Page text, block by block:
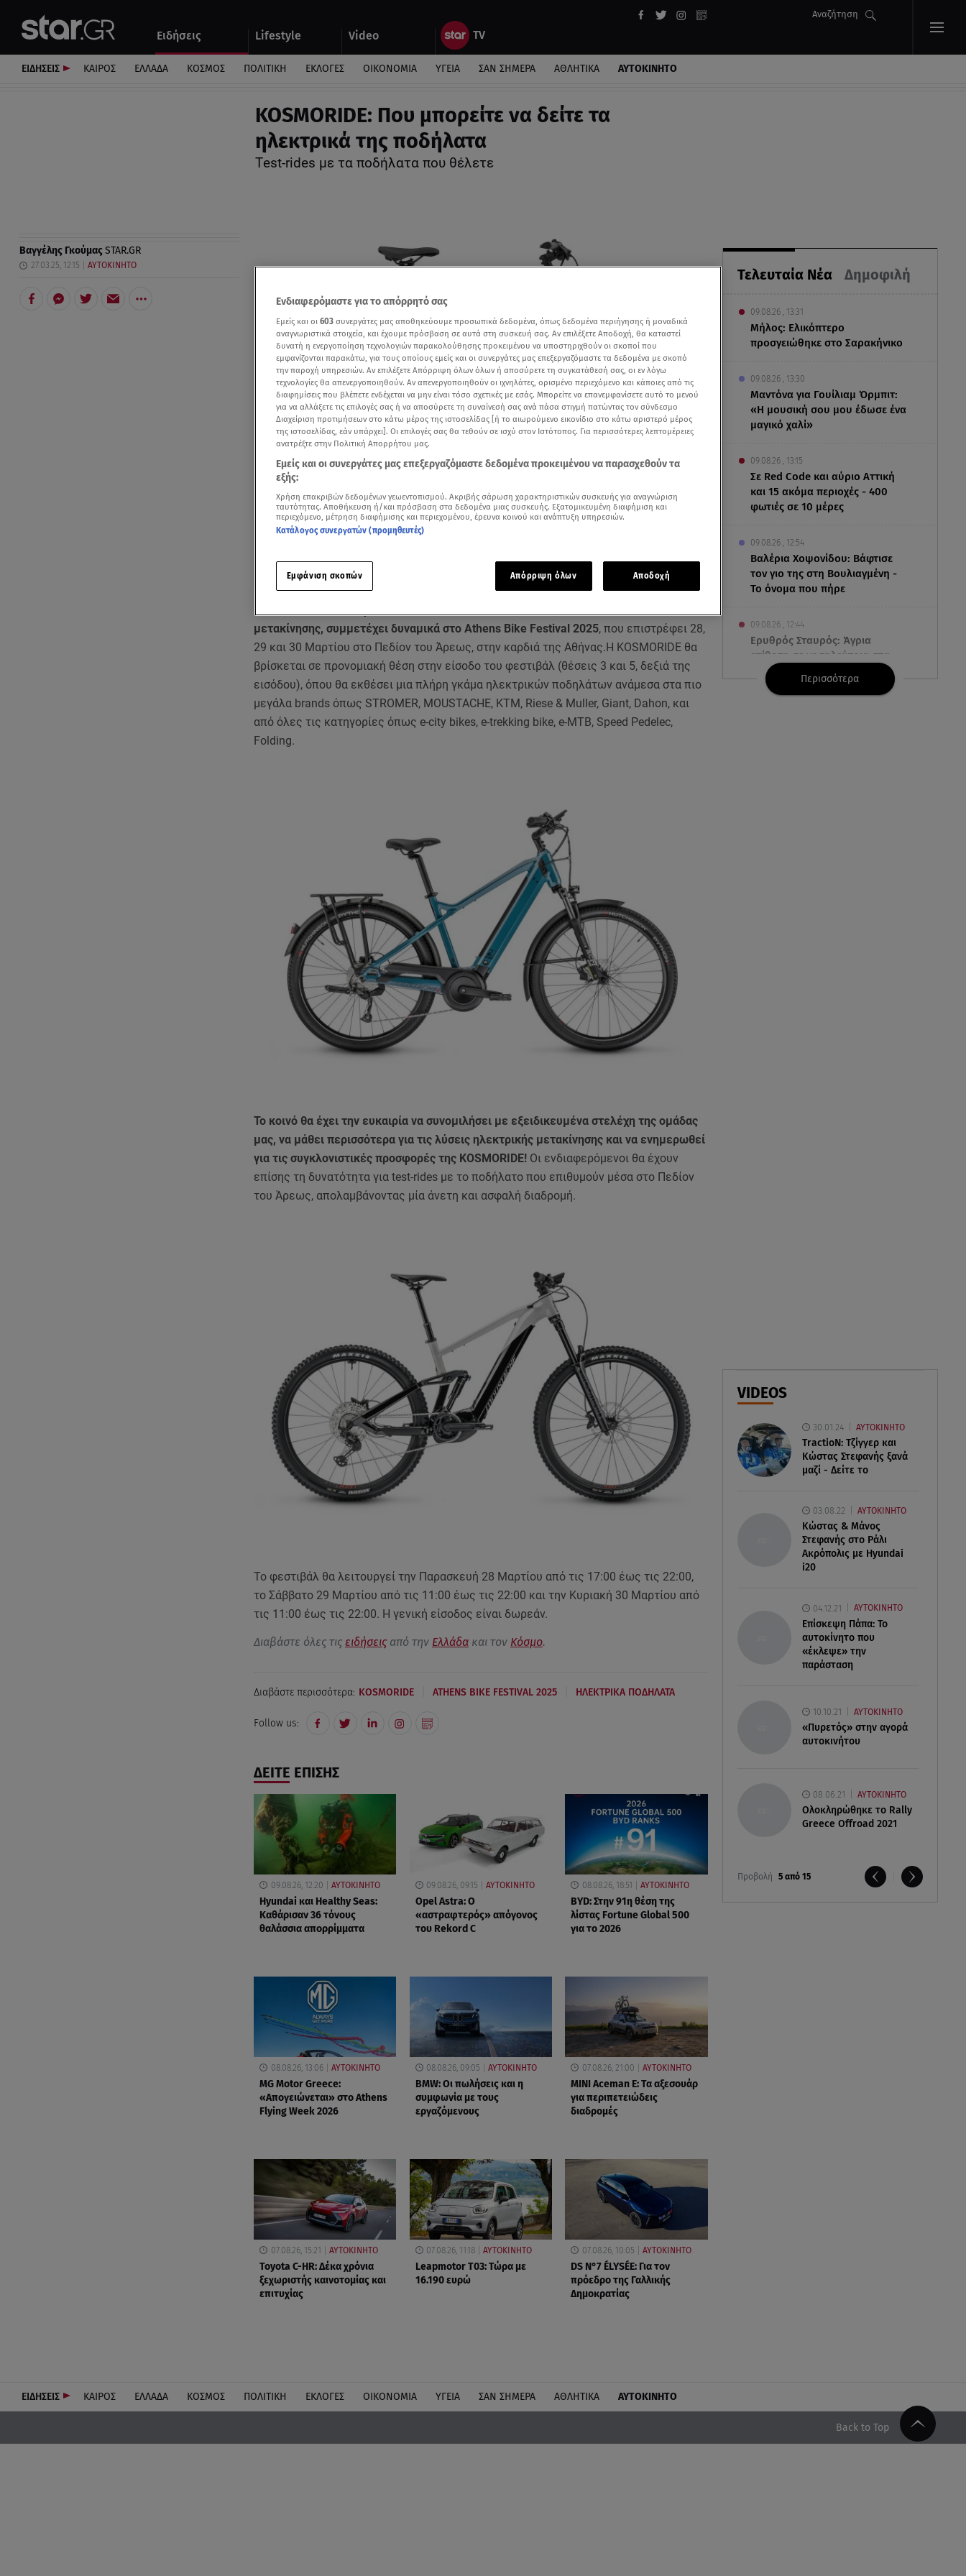
Ειδήσεις Lifestyle Video
Αναζήτηση
Αυτοκίνητο
ΕΙΔΗΣΕΙΣ ΚΑΙΡΟΣ ΕΛΛΑΔΑ ΚΟΣΜΟΣ ΠΟΛΙΤΙΚΗ ΕΚΛΟΓΕΣ ΟΙΚΟΝΟΜΙΑ ΥΓΕΙΑ ΣΑΝ ΣΗΜΕΡΑ ΑΘΛΗΤΙΚΑ ΑΥΤΟΚΙΝΗΤΟ
KOSMORIDE: Που μπορείτε να δείτε τα
ηλεκτρικά της ποδήλατα
Τest-rides με τα ποδήλατα που θέλετε
Τελευταία Νέα Δημοφιλή
09.08.26 , 13:31
Μήλος: Ελικόπτερο
προσγειώθηκε στο Σαρακήνικο
09.08.26 , 13:30
Μαντόνα για Γουίλιαμ Όρμπιτ:
«Η μουσική σου μου έδωσε ένα
μαγικό χαλί»
09.08.26 , 13:15
Σε Red Code και αύριο Αττική
και 15 ακόμα περιοχές - 400
φωτιές σε 10 μέρες
09.08.26 , 12:54
Βαλέρια Χοψονίδου: Βάφτισε
τον γιο της στη Βουλιαγμένη -
Το όνομα που πήρε
09.08.26 , 12:44
Ερυθρός Σταυρός: Άγρια
επίθεση σε νοσηλεύτρια στα
Επείγοντα
Μπαμπάς για δεύτερη φορά ο
Γιάννης Κωνσταντέλιας
Περισσότερα
VIDEOS
30.01.24 ΑΥΤΟΚΙΝΗΤΟ
TractioN: Τζίγγερ και
Κώστας Στεφανής ξανά
μαζί - Δείτε το
03.08.22 ΑΥΤΟΚΙΝΗΤΟ
Κώστας & Μάνος
Στεφανής στο Ράλι
Ακρόπολις με Hyundai
i20
04.12.21 ΑΥΤΟΚΙΝΗΤΟ
Επίσκεψη Πάπα: Το
αυτοκίνητο που
«έκλεψε» την
παράσταση
10.10.21 ΑΥΤΟΚΙΝΗΤΟ
«Πυρετός» στην αγορά
αυτοκινήτου
08.06.21 ΑΥΤΟΚΙΝΗΤΟ
Ολοκληρώθηκε το Rally
Greece Offroad 2021
Προβολή 5 από 15
Βαγγέλης ΓκούμαςSTAR.GR
27.03.25, 12:15 ΑΥΤΟΚΙΝΗΤΟ
Δείτε περισσότερα άρθρα μας στην αναζήτηση σας
Πρόσθηκη star.gr στις επιλογές σας
Δείτε περισσότερα άρθρα μας στα αποτελέσματα αναζήτησης
Add star.gr on Google
μετακίνησης, συμμετέχει δυναμικά στο Athens Bike Festival 2025, που επιστρέφει 28,
29 και 30 Μαρτίου στο Πεδίον του Άρεως, στην καρδιά της Αθήνας.Η KOSMORIDE θα
βρίσκεται σε προνομιακή θέση στην είσοδο του φεστιβάλ (θέσεις 3 και 5, δεξιά της
εισόδου), όπου θα εκθέσει μια πλήρη γκάμα ηλεκτρικών ποδηλάτων ανάμεσα στα πιο
μεγάλα brands όπως STROMER, MOUSTACHE, KTM, Riese & Muller, Giant, Dahon, και
από όλες τις κατηγορίες όπως e-city bikes, e-trekking bike, e-MTB, Speed Pedelec,
Folding.
Το κοινό θα έχει την ευκαιρία να συνομιλήσει με εξειδικευμένα στελέχη της ομάδας
μας, να μάθει περισσότερα για τις λύσεις ηλεκτρικής μετακίνησης και να ενημερωθεί
για τις συγκλονιστικές προσφορές της KOSMORIDE!Οι ενδιαφερόμενοι θα έχουν
επίσης τη δυνατότητα για test-rides με το ποδήλατο που επιθυμούν μέσα στο Πεδίον
του Άρεως, απολαμβάνοντας μία άνετη και ασφαλή διαδρομή.
Το φεστιβάλ θα λειτουργεί την Παρασκευή 28 Μαρτίου από τις 17:00 έως τις 22:00,
το Σάββατο 29 Μαρτίου από τις 11:00 έως τις 22:00 και την Κυριακή 30 Μαρτίου από
τις 11:00 έως τις 22:00. Η γενική είσοδος είναι δωρεάν.
Διαβάστε όλες τις ειδήσειςαπό την Ελλάδακαι τον Κόσμο.
Διαβάστε περισσότερα: KOSMORIDE ATHENS BIKE FESTIVAL 2025 ΗΛΕΚΤΡΙΚΑ ΠΟΔΗΛΑΤΑ
Follow us:
ΔΕΙΤΕ ΕΠΙΣΗΣ
09.08.26, 12:20 ΑΥΤΟΚΙΝΗΤΟ
Hyundai και Healthy Seas:
Καθάρισαν 36 τόνους
θαλάσσια απορρίμματα
09.08.26, 09:15 ΑΥΤΟΚΙΝΗΤΟ
Opel Astra: Ο
«αστραφτερός» απόγονος
του Rekord C
08.08.26, 18:51 ΑΥΤΟΚΙΝΗΤΟ
BYD: Στην 91η θέση της
λίστας Fortune Global 500
για το 2026
08.08.26, 13:06 ΑΥΤΟΚΙΝΗΤΟ
MG Motor Greece:
«Απογειώνεται» στο Athens
Flying Week 2026
08.08.26, 09:05 ΑΥΤΟΚΙΝΗΤΟ
BMW: Οι πωλήσεις και η
συμφωνία με τους
εργαζόμενους
07.08.26, 21:00 ΑΥΤΟΚΙΝΗΤΟ
MINI Aceman E: Τα αξεσουάρ
για περιπετειώδεις
διαδρομές
07.08.26, 15:21 ΑΥΤΟΚΙΝΗΤΟ
Toyota C-HR: Δέκα χρόνια
ξεχωριστής καινοτομίας και
επιτυχίας
07.08.26, 11:18 ΑΥΤΟΚΙΝΗΤΟ
Leapmotor T03: Τώρα με
16.190 ευρώ
07.08.26, 10:05 ΑΥΤΟΚΙΝΗΤΟ
DS N°7 ÉLYSÉE: Για τον
πρόεδρο της Γαλλικής
Δημοκρατίας
ΕΙΔΗΣΕΙΣ ΚΑΙΡΟΣ ΕΛΛΑΔΑ ΚΟΣΜΟΣ ΠΟΛΙΤΙΚΗ ΕΚΛΟΓΕΣ ΟΙΚΟΝΟΜΙΑ ΥΓΕΙΑ ΣΑΝ ΣΗΜΕΡΑ ΑΘΛΗΤΙΚΑ ΑΥΤΟΚΙΝΗΤΟ
Back to Top
Ενδιαφερόμαστε για το απόρρητό σας
Εμείς και οι 603 συνεργάτες μας αποθηκεύουμε προσωπικά δεδομένα, όπως δεδομένα περιήγησης ή μοναδικά
αναγνωριστικά στοιχεία, και έχουμε πρόσβαση σε αυτά στη συσκευή σας. Αν επιλέξετε Αποδοχή, θα καταστεί
δυνατή η ενεργοποίηση τεχνολογιών παρακολούθησης προκειμένου να υποστηριχθούν οι σκοποί που
εμφανίζονται παρακάτω, για τους οποίους εμείς και οι συνεργάτες μας επεξεργαζόμαστε τα δεδομένα με σκοπό
την παροχή υπηρεσιών. Αν επιλέξετε Απόρριψη όλων όλων ή αποσύρετε τη συγκατάθεσή σας, οι εν λόγω
τεχνολογίες θα απενεργοποιηθούν. Αν απενεργοποιηθούν οι ιχνηλάτες, ορισμένο περιεχόμενο και κάποιες από τις
διαφημίσεις που βλέπετε ενδέχεται να μην είναι τόσο σχετικές με εσάς. Μπορείτε να επανεμφανίσετε αυτό το μενού
για να αλλάξετε τις επιλογές σας ή να αποσύρετε τη συναίνεσή σας ανά πάσα στιγμή πατώντας τον σύνδεσμο
Διαχείριση προτιμήσεων στο κάτω μέρος της ιστοσελίδας [ή το αιωρούμενο εικονίδιο στο κάτω αριστερό μέρος
της ιστοσελίδας, εάν υπάρχει]. Οι επιλογές σας θα τεθούν σε ισχύ στον Ιστότοπος. Για περισσότερες λεπτομέρειες
ανατρέξτε στην Πολιτική Απορρήτου μας.
Εμείς και οι συνεργάτες μας επεξεργαζόμαστε δεδομένα προκειμένου να παρασχεθούν τα
εξής:
Χρήση επακριβών δεδομένων γεωεντοπισμού. Ακριβής σάρωση χαρακτηριστικών συσκευής για αναγνώριση
ταυτότητας. Αποθήκευση ή/και πρόσβαση στα δεδομένα μιας συσκευής. Εξατομικευμένη διαφήμιση και
περιεχόμενο, μέτρηση διαφήμισης και περιεχομένου, έρευνα κοινού και ανάπτυξη υπηρεσιών.
Κατάλογος συνεργατών (προμηθευτές)
Εμφάνιση σκοπών Απόρριψη όλων Αποδοχή